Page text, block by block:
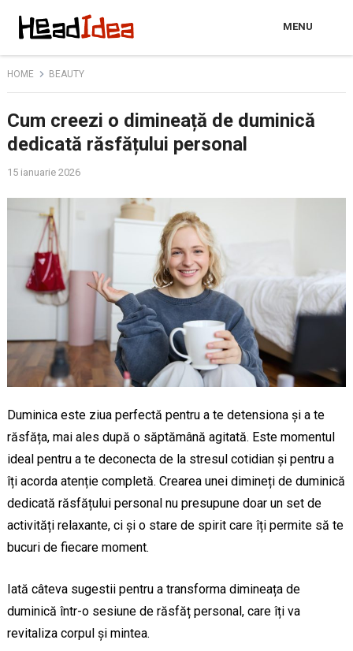
MENU
HOME BEAUTY
Cum creezi o dimineață de duminică
dedicată răsfățului personal
15 ianuarie 2026
Duminica este ziua perfectă pentru a te detensiona și a te
răsfăța, mai ales după o săptămână agitată. Este momentul
ideal pentru a te deconecta de la stresul cotidian și pentru a
îți acorda atenție completă. Crearea unei dimineți de duminică
dedicată răsfățului personal nu presupune doar un set de
activități relaxante, ci și o stare de spirit care îți permite să te
bucuri de fiecare moment.
Iată câteva sugestii pentru a transforma dimineața de
duminică într-o sesiune de răsfăț personal, care îți va
revitaliza corpul și mintea.